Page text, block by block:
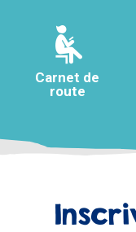
Carnet de
route